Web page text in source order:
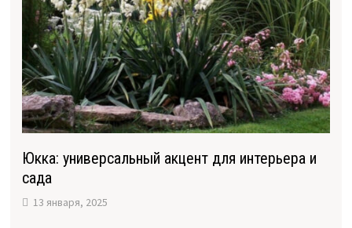
Юкка: универсальный акцент для интерьера и
сада
13 января, 2025